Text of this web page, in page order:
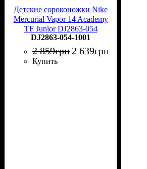
Детские сороконожки Nike
Mercurial Vapor 14 Academy
TF Junior DJ2863-054
DJ2863-054-1001
2 859грн 2 639грн
Купить